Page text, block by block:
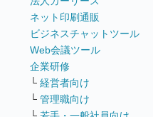
ネット印刷通販
ビジネスチャットツール
Web会議ツール
企業研修
└ 経営者向け
└ 管理職向け